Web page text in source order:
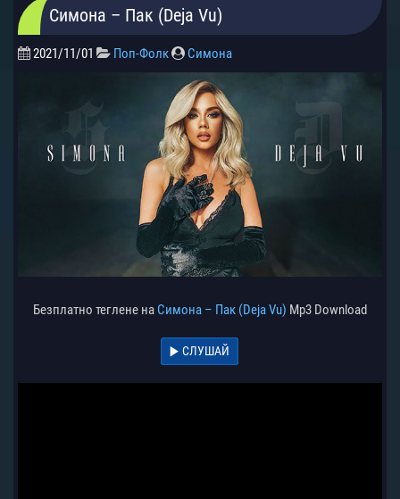
Симона – Пак (Deja Vu)
2021/11/01 Поп-Фолк Симона
Безплатно теглене на Симона – Пак (Deja Vu) Mp3 Download
СЛУШАЙ